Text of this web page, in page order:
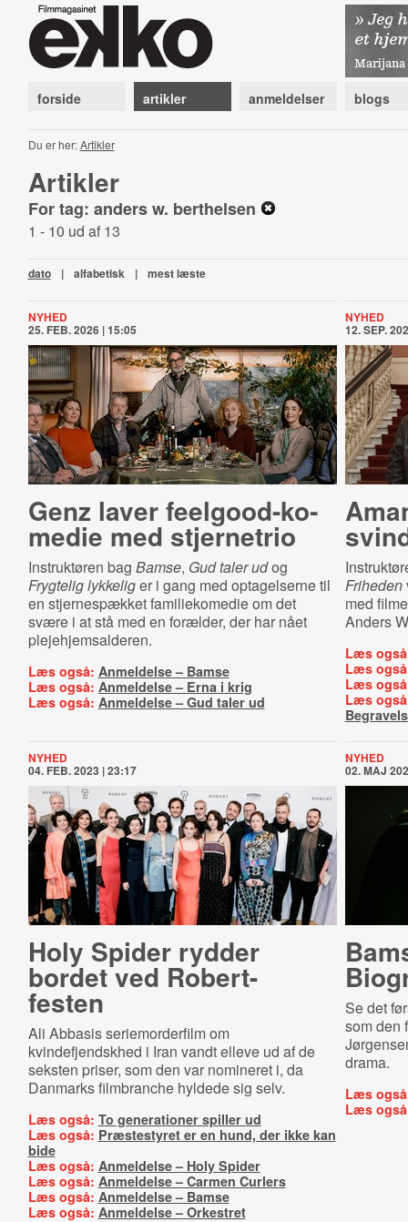
forside artikler anmeldelser blogs
Du er her:Artikler
Artikler
For tag: anders w. berthelsen
1 - 10 ud af 13
dato | alfabetisk | mest læste
NYHED
25. FEB. 2026 | 15:05
Genz laver fe­el­go­od-​ko­
me­die med stjernetrio
Instruktøren bag Bamse, Gud taler udog
Frygtelig lykkeliger i gang med optagelserne til
en stjernespækket familiekomedie om det
svære i at stå med en forælder, der har nået
plejehjemsalderen.
Læs også: Anmeldelse – Bamse
Læs også: Anmeldelse – Erna i krig
Læs også: Anmeldelse – Gud taler ud
NYHED
12. SEP.
Friheden
med
Anders
Læs
Læs
Læs
Læs
NYHED
04. FEB. 2023 | 23:17
Holy Spider rydder
bordet ved Robert-
festen
Ali Abbasis seriemorderfilm om
kvindefjendskhed i Iran vandt elleve ud af de
seksten priser, som den var nomineret i, da
Danmarks filmbranche hyldede sig selv.
Læs også: To generationer spiller ud
Læs også: Præstestyret er en hund, der ikke kan
bide
Læs også: Anmeldelse – Holy Spider
Læs også: Anmeldelse – Carmen Curlers
Læs også: Anmeldelse – Bamse
Læs også: Anmeldelse – Orkestret
NYHED
02. MAJ
Se det
som den
drama.
Læs
Læs